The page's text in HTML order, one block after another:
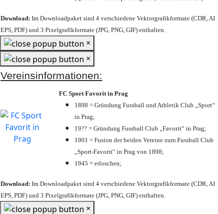
Download: Im Downloadpaket sind 4 verschiedene Vektorgrafikformate (CDR, AI
EPS, PDF) und 3 Pixelgrafikformate (JPG, PNG, GIF) enthalten.
×
×
Vereinsinformationen:
FC Sport Favorit in Prag
1898 = Gründung Fussball und Athletik Club „Sport“
in Prag;
19?? = Gründung Fussball Club „Favorit“ in Prag;
1901 = Fusion der beiden Vereine zum Fussball Club
„Sport-Favorit“ in Prag von 1898;
1945 = erloschen;
Download: Im Downloadpaket sind 4 verschiedene Vektorgrafikformate (CDR, AI
EPS, PDF) und 3 Pixelgrafikformate (JPG, PNG, GIF) enthalten.
×